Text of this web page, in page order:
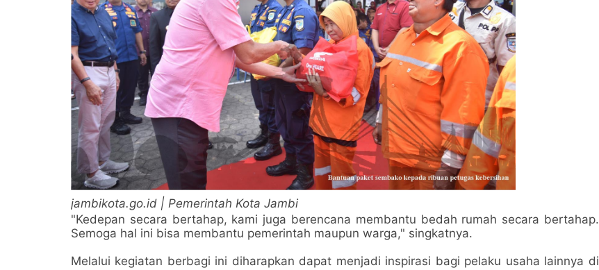
jambikota.go.id | Pemerintah Kota Jambi
"Kedepan secara bertahap, kami juga berencana membantu bedah rumah secara bertahap.
Semoga hal ini bisa membantu pemerintah maupun warga," singkatnya.
Melalui kegiatan berbagi ini diharapkan dapat menjadi inspirasi bagi pelaku usaha lainnya di